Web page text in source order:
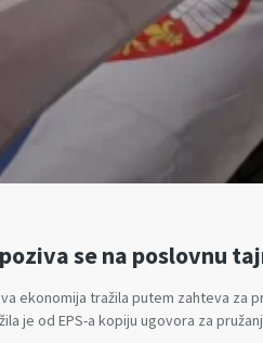
se na poslovnu
tražila putem zahteva za
je od EPS-a kopiju ugovora za